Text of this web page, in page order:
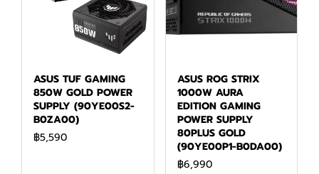
ASUS TUF GAMING
850W GOLD POWER
SUPPLY (90YE00S2-
B0ZA00)
฿5,590
ASUS ROG STRIX
1000W AURA
EDITION GAMING
POWER SUPPLY
80PLUS GOLD
(90YE00P1-B0DA00)
฿6,990